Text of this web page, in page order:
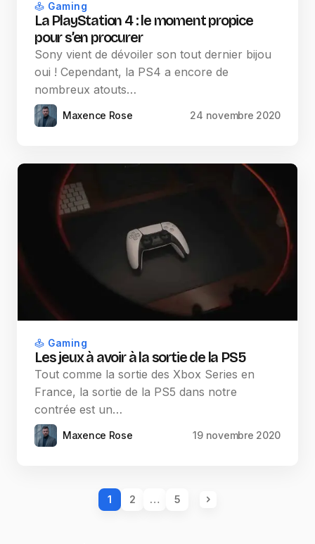
Gaming
La PlayStation 4 : le moment propice
pour s’en procurer
Sony vient de dévoiler son tout dernier bijou
oui ! Cependant, la PS4 a encore de
nombreux atouts…
Maxence Rose 24 novembre 2020
Gaming
Les jeux à avoir à la sortie de la PS5
Tout comme la sortie des Xbox Series en
France, la sortie de la PS5 dans notre
contrée est un…
Maxence Rose 19 novembre 2020
1 2 … 5